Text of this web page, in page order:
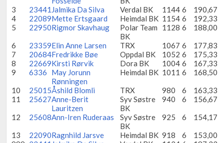
3
23441 Jalmika Da Silva Verdal BK 1144 6
190,67
4
22089Mette Ertsgaard Heimdal BK 1154 6
192,33
5
22950Rigmor Skavhaug
Polar Team
BK
1128 6
188,00
6
23359Elin Anne Larsen TRX 1067 6
177,83
7
20684Fredrikke Bøe Oppdal BK 1052 6
175,33
8
22669Kirsti Rørvik Dora BK 1004 6
167,33
9
6336
May Jorunn
Rønningen
Heimdal BK 1011 6
168,50
10
25015Åshild Blomli TRX 980 6
163,33
11
25627Anne-Berit
Lauritzen
Syv Søstre
BK
940 6
156,67
12
25608Ann-Iren Ruderaas
Syv Søstre
BK
925 6
154,17
13
22090Ragnhild Jarsve Heimdal BK 918 6
153,00